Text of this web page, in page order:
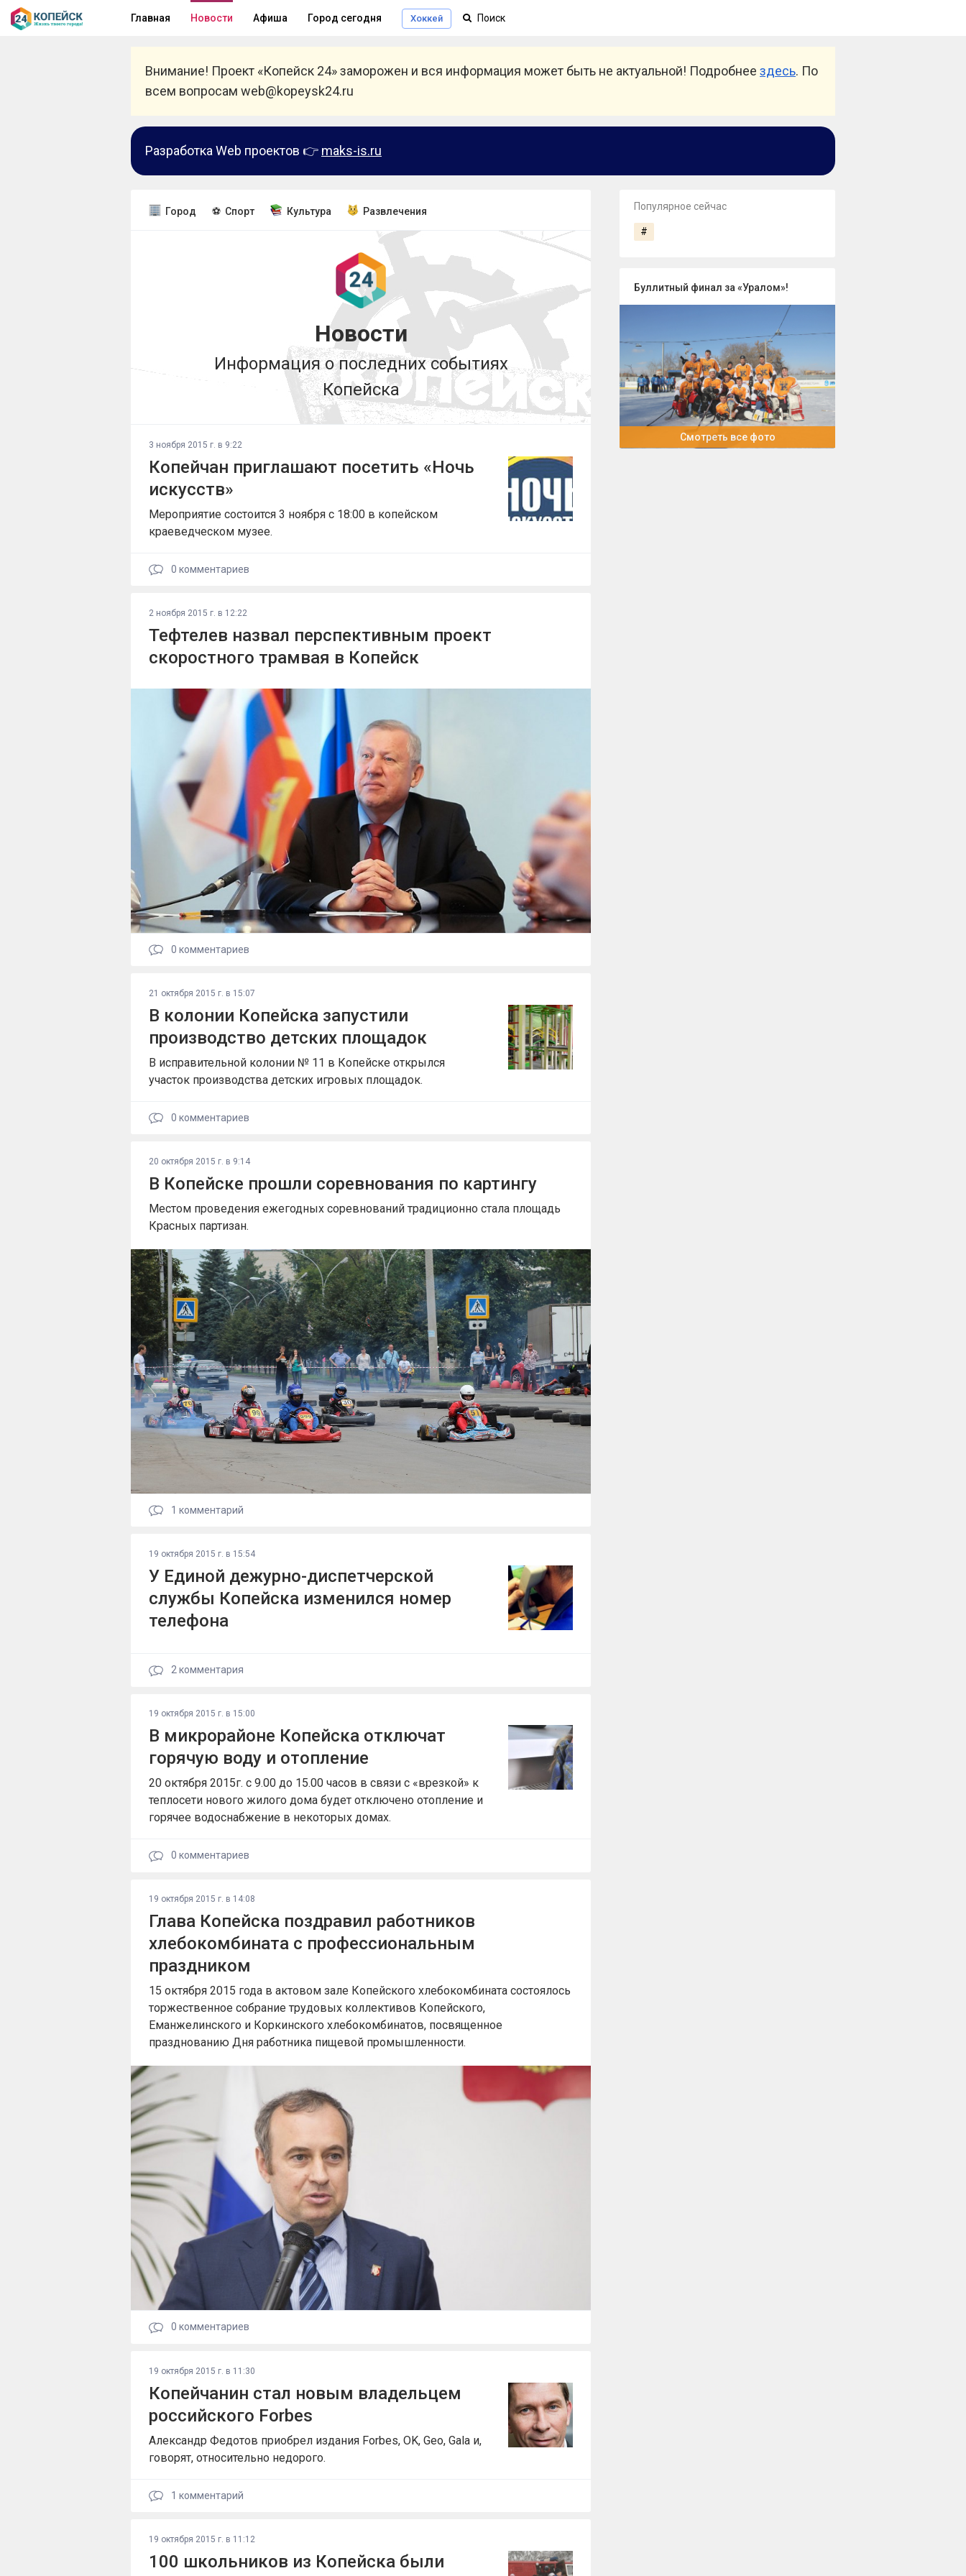
Главная Новости Афиша Город сегодня Хоккей
Внимание! Проект «Копейск 24» заморожен и вся информация может быть не актуальной! Подробнее здесь. По
всем вопросам web@kopeysk24.ru
Разработка Web проектов 👉 maks-is.ru
Популярное сейчас
#
Буллитный финал за «Уралом»!
Смотреть все фото
Город ⚽ Спорт Культура Развлечения
Новости
Информация о последних событиях
Копейска
3 ноября 2015 г. в 9:22
Копейчан приглашают посетить «Ночь
искусств»
Мероприятие состоится 3 ноября с 18:00 в копейском
краеведческом музее.
0 комментариев
2 ноября 2015 г. в 12:22
Тефтелев назвал перспективным проект
скоростного трамвая в Копейск
0 комментариев
21 октября 2015 г. в 15:07
В колонии Копейска запустили
производство детских площадок
В исправительной колонии № 11 в Копейске открылся
участок производства детских игровых площадок.
0 комментариев
20 октября 2015 г. в 9:14
В Копейске прошли соревнования по картингу
Местом проведения ежегодных соревнований традиционно стала площадь
Красных партизан.
1 комментарий
19 октября 2015 г. в 15:54
У Единой дежурно-диспетчерской
службы Копейска изменился номер
телефона
2комментария
19 октября 2015 г. в 15:00
В микрорайоне Копейска отключат
горячую воду и отопление
20 октября 2015г. с 9.00 до 15.00 часов в связи с «врезкой» к
теплосети нового жилого дома будет отключено отопление и
горячее водоснабжение в некоторых домах.
0 комментариев
19 октября 2015 г. в 14:08
Глава Копейска поздравил работников
хлебокомбината с профессиональным
праздником
15 октября 2015 года в актовом зале Копейского хлебокомбината состоялось
торжественное собрание трудовых коллективов Копейского,
Еманжелинского и Коркинского хлебокомбинатов, посвященное
празднованию Дня работника пищевой промышленности.
0 комментариев
19 октября 2015 г. в 11:30
Копейчанин стал новым владельцем
российского Forbes
Александр Федотов приобрел издания Forbes, OK, Geo, Gala и,
говорят, относительно недорого.
1 комментарий
19 октября 2015 г. в 11:12
100 школьников из Копейска были